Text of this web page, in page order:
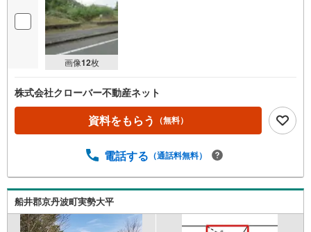
画像12枚
株式会社クローバー不動産ネット
資料をもらう （無料）
電話する （通話料無料）
船井郡京丹波町実勢大平